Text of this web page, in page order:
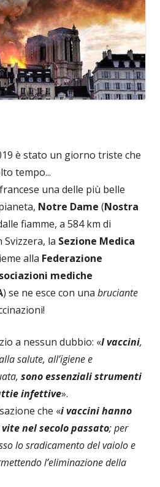
è stato un giorno triste che
tempo...
una delle più belle
Notre Dame (Nostra
fiamme, a 584 km di
la Sezione Medica
alla Federazione
mediche
) se ne esce con una bruciante
a nessun dubbio: «I vaccini,
salute, all’igiene e
sono essenziali strumenti
infettive».
che «i vaccini hanno
nel secolo passato; per
lo sradicamento del vaiolo e
l’eliminazione della